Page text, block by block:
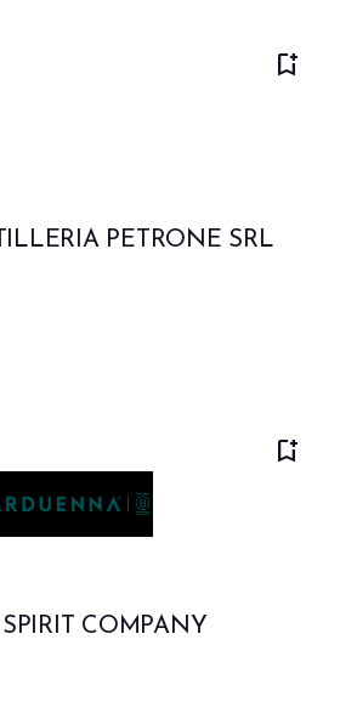
bookmark_add
PETRONE SRL
bookmark_add
COMPANY